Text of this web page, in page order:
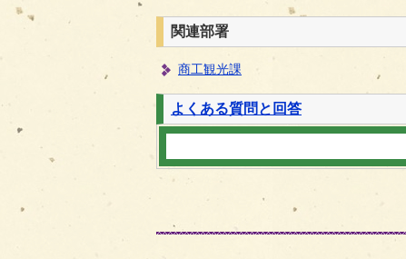
関連部署
商工観光課
よくある質問と回答